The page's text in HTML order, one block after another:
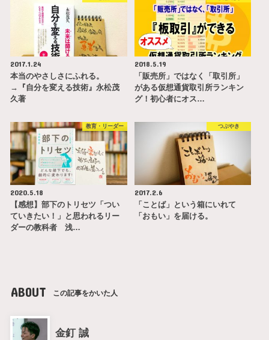
2017.1.24
本当のやさしさにふれる。
→『自分を変える技術』永松茂
久著
2018.5.19
「販売所」ではなく「取引所」
がある仮想通貨取引所ランキン
グ！初心者にオス…
教育・リーダー
2020.5.18
【感想】部下のトリセツ「つい
ていきたい！」と思われるリー
ダーの教科者 浅…
つぶやき
2017.2.6
「ことば」という箱にいれて
「おもい」を届ける。
ABOUT この記事をかいた人
金釘 誠